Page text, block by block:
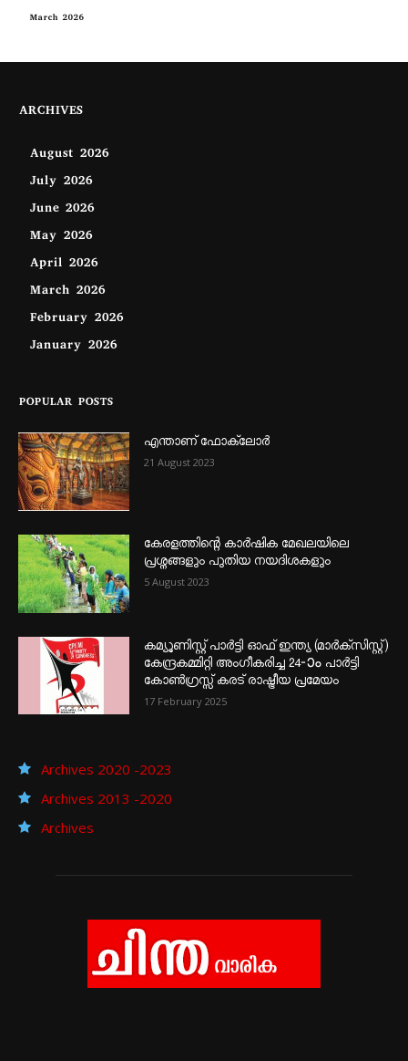
March 2026
ARCHIVES
August 2026
July 2026
June 2026
May 2026
April 2026
March 2026
February 2026
January 2026
POPULAR POSTS
എന്താണ്‌ ഫോക്‌ലോർ
21 August 2023
കേരളത്തിന്റെ കാർഷിക മേഖലയിലെ
പ്രശ്നങ്ങളും പുതിയ നയദിശകളും
5 August 2023
കമ്യൂണിസ്റ്റ് പാർട്ടി ഓഫ് ഇന്ത്യ (മാർക്സിസ്റ്റ്)
കേന്ദ്രകമ്മിറ്റി അംഗീകരിച്ച 24‐ാം പാർട്ടി
കോൺഗ്രസ്സ് കരട് രാഷ്ട്രീയ പ്രമേയം
17 February 2025
Archives 2020 -2023
Archives 2013 -2020
Archives